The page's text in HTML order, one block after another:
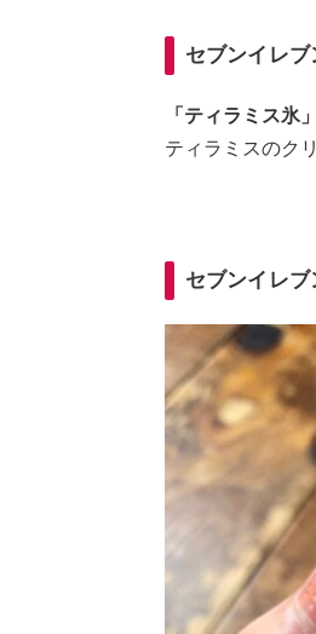
セブンイレ
「ティラミス氷
ティラミスのク
セブンイレ